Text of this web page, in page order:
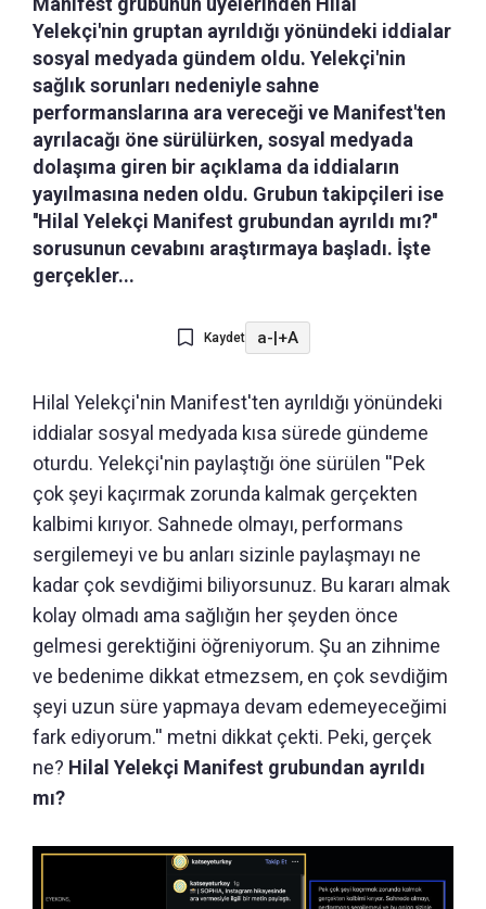
Yelekçi'nin gruptan ayrıldığı yönündeki iddialar
sosyal medyada gündem oldu. Yelekçi'nin
sağlık sorunları nedeniyle sahne
performanslarına ara vereceği ve Manifest'ten
ayrılacağı öne sürülürken, sosyal medyada
dolaşıma giren bir açıklama da iddiaların
yayılmasına neden oldu. Grubun takipçileri ise
''Hilal Yelekçi Manifest grubundan ayrıldı mı?''
sorusunun cevabını araştırmaya başladı. İşte
gerçekler...
Kaydet a-|+A
Hilal Yelekçi'nin Manifest'ten ayrıldığı yönündeki
iddialar sosyal medyada kısa sürede gündeme
oturdu. Yelekçi'nin paylaştığı öne sürülen ''Pek
çok şeyi kaçırmak zorunda kalmak gerçekten
kalbimi kırıyor. Sahnede olmayı, performans
sergilemeyi ve bu anları sizinle paylaşmayı ne
kadar çok sevdiğimi biliyorsunuz. Bu kararı almak
kolay olmadı ama sağlığın her şeyden önce
gelmesi gerektiğini öğreniyorum. Şu an zihnime
ve bedenime dikkat etmezsem, en çok sevdiğim
şeyi uzun süre yapmaya devam edemeyeceğimi
fark ediyorum.'' metni dikkat çekti. Peki, gerçek
ne? Hilal Yelekçi Manifest grubundan ayrıldı
mı?